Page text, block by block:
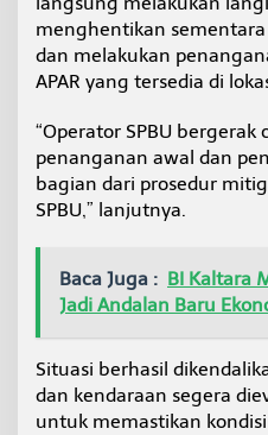
S
P
B
T
n
j
u
l
o
menghentikan
dan melakukan
APAR yang tersedia di
“Operator SPBU bergerak
penanganan awal dan
bagian dari prosedur
SPBU,” lanjutnya.
Baca Juga : BI Kaltara
Jadi Andalan Baru
Situasi berhasil
dan kendaraan segera
untuk memastikan